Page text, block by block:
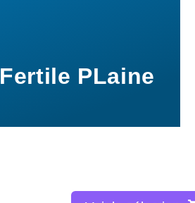
Fertile PLaine